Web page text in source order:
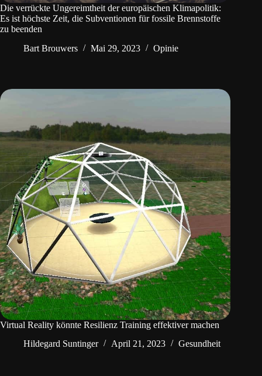
Die verrückte Ungereimtheit der europäischen Klimapolitik:
Es ist höchste Zeit, die Subventionen für fossile Brennstoffe
zu beenden
Bart Brouwers
Mai 29, 2023 Opinie
Virtual Reality könnte Resilienz Training effektiver machen
Hildegard Suntinger
April 21, 2023 Gesundheit